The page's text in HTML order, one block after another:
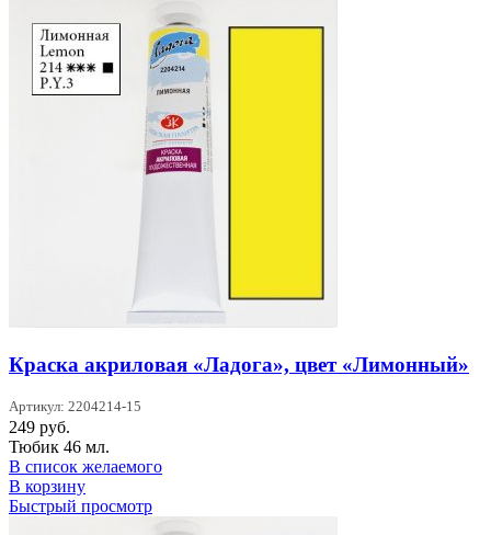
Краска акриловая «Ладога», цвет «Лимонный»
Артикул: 2204214-15
249 руб.
Тюбик 46 мл.
В список желаемого
В корзину
Быстрый просмотр